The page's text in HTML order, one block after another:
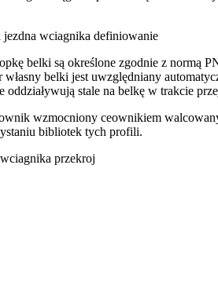
belki są określone zgodnie z normą
belki jest uwzględniany
stale na belkę w trakcie
wzmocniony ceownikiem
bibliotek tych profili.